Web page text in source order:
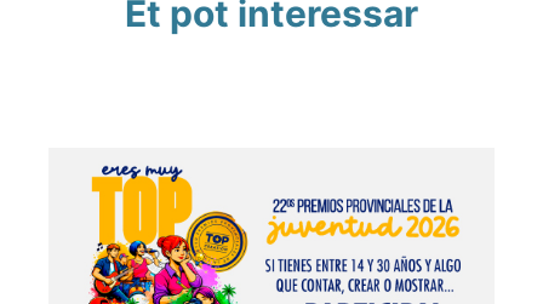
Et pot interessar